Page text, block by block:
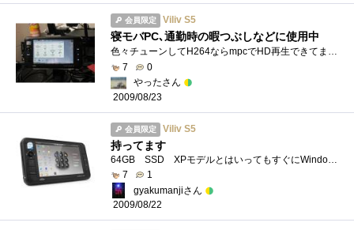
会員限定 Viliv S5
寝モバPC､通勤時の暇つぶしなどに使用中
色々チューンしてH264ならmpcでHD再生できてます。ずっと電源入れてるとかなり熱くなりますけど、ケースつけてればさほど問題ないかと。家にあ�...
7
0
やったさん
2009/08/23
会員限定 Viliv S5
持ってます
7
1
gyakumanjiさん
2009/08/22